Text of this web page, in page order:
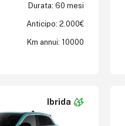
Durata: 60 mesi
Anticipo: 2.000€
Km annui: 10000
Ibrida